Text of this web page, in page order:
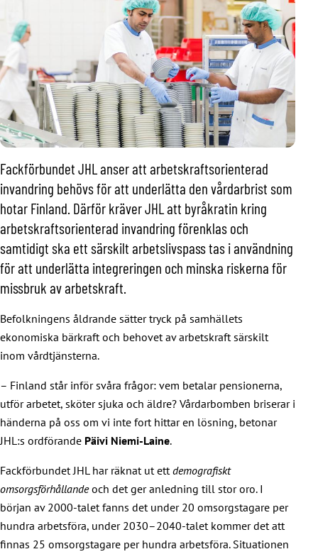
Fackförbundet JHL anser att arbetskraftsorienterad
invandring behövs för att underlätta den vårdarbrist som
hotar Finland. Därför kräver JHL att byråkratin kring
arbetskraftsorienterad invandring förenklas och
samtidigt ska ett särskilt arbetslivspass tas i användning
för att underlätta integreringen och minska riskerna för
missbruk av arbetskraft.
Befolkningens åldrande sätter tryck på samhällets
ekonomiska bärkraft och behovet av arbetskraft särskilt
inom vårdtjänsterna.
– Finland står inför svåra frågor: vem betalar pensionerna,
utför arbetet, sköter sjuka och äldre? Vårdarbomben briserar i
händerna på oss om vi inte fort hittar en lösning, betonar
JHL:s ordförande Päivi Niemi-Laine.
Fackförbundet JHL har räknat ut ett demografiskt
omsorgsförhållandeoch det ger anledning till stor oro. I
början av 2000-talet fanns det under 20 omsorgstagare per
hundra arbetsföra, under 2030–2040-talet kommer det att
finnas 25 omsorgstagare per hundra arbetsföra. Situationen